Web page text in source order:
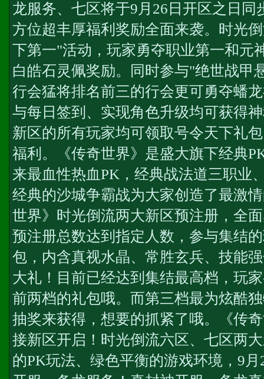
龙服务、七区将于9月26日开区之日
方位超丰厚福利奖励全面来袭。时光
下第一"活动，玩家勇夺职业第一和元
白皓石灵佩奖励。同时参与"绝世战甲
行会猛将排名前三的行会更可勇夺蟠
与每日签到、实现角色升级均可获得
新区的所有玩家均可领取号令天下礼
福利。《传奇世界》是盛大旗下经典
来最血性热血PK，经典战法道三职业
经典的沙城争霸战为大家创造了最激
世界》时光倒流两大新区预注册，全
预注册总数达到指定人数，参与集结
包，内含真视水晶、常胜玄兵、技能
大礼！目前已经达到集结最高档，玩
前两档的礼包哦。而第三档最为炫酷
抽奖来获得，想要的抓紧了哦。《传
接新区开启！时光倒流六区、七区两
的PK玩法、绿色平衡的游戏环境，9